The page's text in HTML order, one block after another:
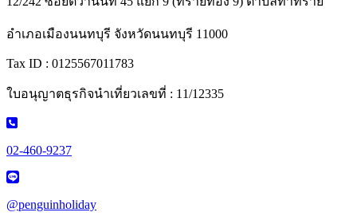
อำเภอเมืองนนทบุรี จังหวัดนนทบุรี 11000
Tax ID : 0125567011783
ใบอนุญาตธุรกิจนำเที่ยวเลขที่ : 11/12335
02-460-9237
@penguinholiday